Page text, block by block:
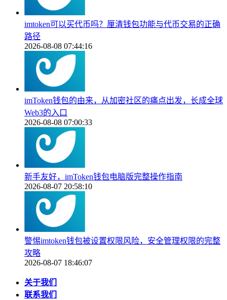
imtoken可以买代币吗？厘清钱包功能与代币交易的正确
路径
2026-08-08 07:44:16
imToken钱包的由来，从加密社区的痛点出发，长成全球
Web3的入口
2026-08-08 07:00:33
新手友好，imToken钱包电脑版完整操作指南
2026-08-07 20:58:10
警惕imtoken钱包被设置权限风险，安全管理权限的完整
攻略
2026-08-07 18:46:07
关于我们
联系我们